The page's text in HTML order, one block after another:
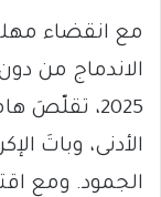
مع انقضاء
الاندماج من
2025،
الأدنى، وباتَ
الجمود. ومع